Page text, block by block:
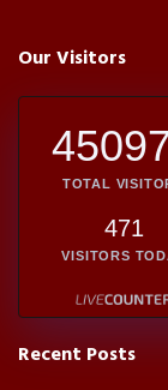
Our Visitors
TOTAL
471
VISITORS
Recent Posts